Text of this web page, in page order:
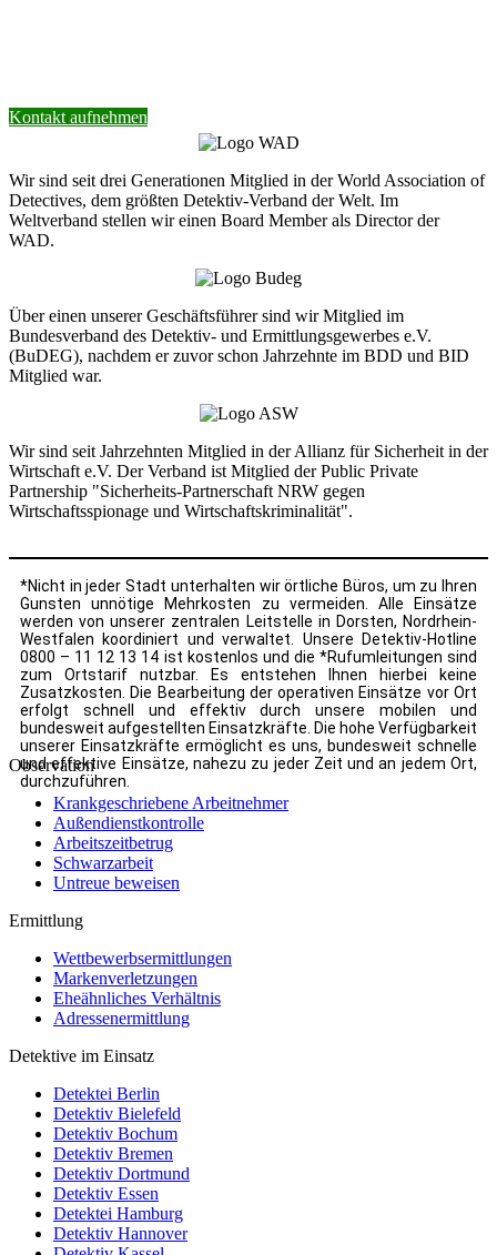
Kontakt aufnehmen
Wir sind seit drei Generationen Mitglied in der World Association of
Detectives, dem größten Detektiv-Verband der Welt. Im
Weltverband stellen wir einen Board Member als Director der
WAD.
Über einen unserer Geschäftsführer sind wir Mitglied im
Bundesverband des Detektiv- und Ermittlungsgewerbes e.V.
(BuDEG), nachdem er zuvor schon Jahrzehnte im BDD und BID
Mitglied war.
Wir sind seit Jahrzehnten Mitglied in der Allianz für Sicherheit in der
Wirtschaft e.V. Der Verband ist Mitglied der Public Private
Partnership "Sicherheits-Partnerschaft NRW gegen
Wirtschaftsspionage und Wirtschaftskriminalität".
*Nicht in jeder Stadt unterhalten wir örtliche Büros, um zu Ihren
Gunsten unnötige Mehrkosten zu vermeiden. Alle Einsätze
werden von unserer zentralen Leitstelle in Dorsten, Nordrhein-
Westfalen koordiniert und verwaltet. Unsere Detektiv-Hotline
0800 – 11 12 13 14 ist kostenlos und die *Rufumleitungen sind
zum Ortstarif nutzbar. Es entstehen Ihnen hierbei keine
Zusatzkosten. Die Bearbeitung der operativen Einsätze vor Ort
erfolgt schnell und effektiv durch unsere mobilen und
bundesweit aufgestellten Einsatzkräfte. Die hohe Verfügbarkeit
unserer Einsatzkräfte ermöglicht es uns, bundesweit schnelle
und effektive Einsätze, nahezu zu jeder Zeit und an jedem Ort,
durchzuführen.
Observation
Krankgeschriebene Arbeitnehmer
Außendienstkontrolle
Arbeitszeitbetrug
Schwarzarbeit
Untreue beweisen
Ermittlung
Wettbewerbsermittlungen
Markenverletzungen
Eheähnliches Verhältnis
Adressenermittlung
Detektive im Einsatz
Detektei Berlin
Detektiv Bielefeld
Detektiv Bochum
Detektiv Bremen
Detektiv Dortmund
Detektiv Essen
Detektei Hamburg
Detektiv Hannover